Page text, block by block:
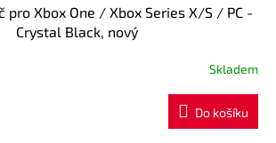
pro Xbox One / Xbox Series X/S / PC -
Crystal Black, nový
Skladem
Do košíku